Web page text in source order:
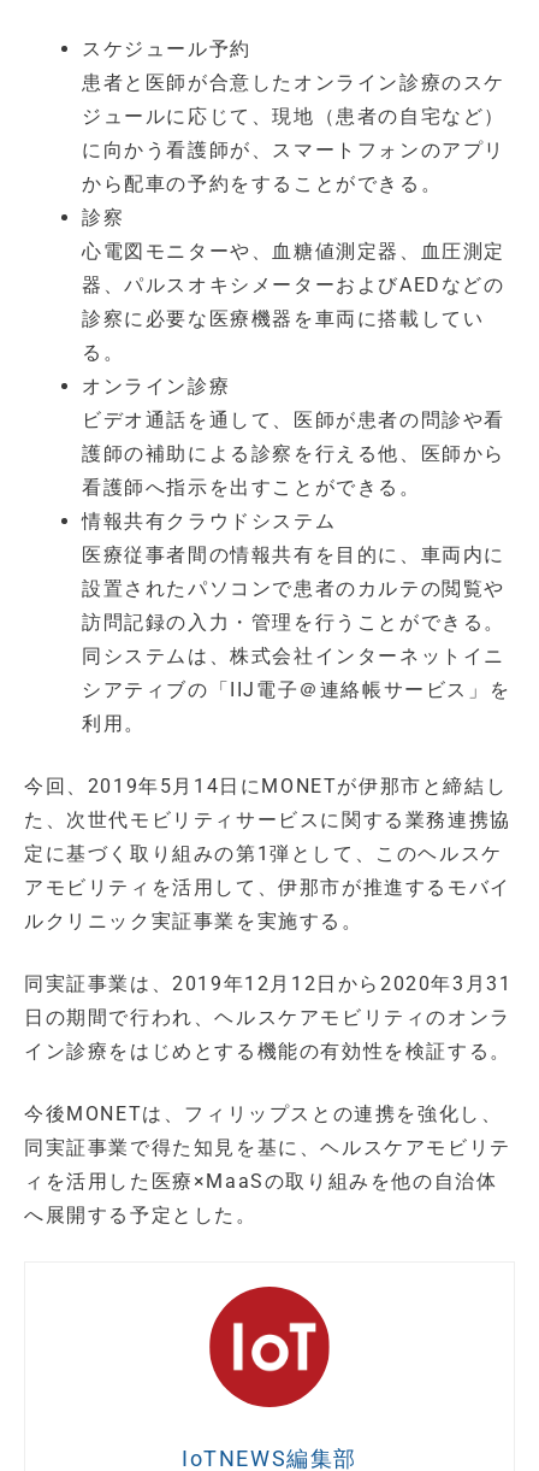
スケジュール予約
患者と医師が合意したオンライン診療のスケ
ジュールに応じて、現地（患者の自宅など）
に向かう看護師が、スマートフォンのアプリ
から配車の予約をすることができる。
診察
心電図モニターや、血糖値測定器、血圧測定
器、パルスオキシメーターおよびAEDなどの
診察に必要な医療機器を車両に搭載してい
る。
オンライン診療
ビデオ通話を通して、医師が患者の問診や看
護師の補助による診察を行える他、医師から
看護師へ指示を出すことができる。
情報共有クラウドシステム
医療従事者間の情報共有を目的に、車両内に
設置されたパソコンで患者のカルテの閲覧や
訪問記録の入力・管理を行うことができる。
同システムは、株式会社インターネットイニ
シアティブの「IIJ電子＠連絡帳サービス」を
利用。
今回、2019年5月14日にMONETが伊那市と締結し
た、次世代モビリティサービスに関する業務連携協
定に基づく取り組みの第1弾として、このヘルスケ
アモビリティを活用して、伊那市が推進するモバイ
ルクリニック実証事業を実施する。
同実証事業は、2019年12月12日から2020年3月31
日の期間で行われ、ヘルスケアモビリティのオンラ
イン診療をはじめとする機能の有効性を検証する。
今後MONETは、フィリップスとの連携を強化し、
同実証事業で得た知見を基に、ヘルスケアモビリテ
ィを活用した医療×MaaSの取り組みを他の自治体
へ展開する予定とした。
IoTNEWS編集部